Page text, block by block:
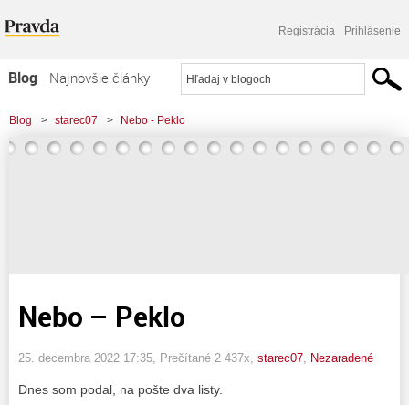
Registrácia Prihlásenie
Blog
Najnovšie články
Najčítanejšie články
Najkomentovanejšie články
Blog > starec07 > Nebo - Peklo
Nebo – Peklo
25. decembra 2022 17:35 , Prečítané 2 437x, starec07 Nezaradené
Dnes som podal, na pošte dva listy.